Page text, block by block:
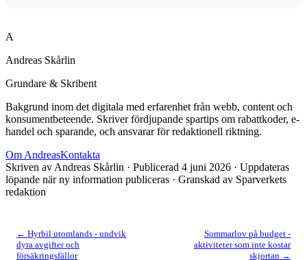
A
Andreas Skårlin
Grundare & Skribent
Bakgrund inom det digitala med erfarenhet från webb, content och
konsumentbeteende. Skriver fördjupande spartips om rabattkoder, e-
handel och sparande, och ansvarar för redaktionell riktning.
Om AndreasKontakta
Skriven av Andreas Skårlin · Publicerad 4 juni 2026 · Uppdateras
löpande när ny information publiceras · Granskad av Sparverkets
redaktion
← Hyrbil utomlands - undvik
dyra avgifter och
försäkringsfällor
Sommarlov på budget -
aktiviteter som inte kostar
skjortan →